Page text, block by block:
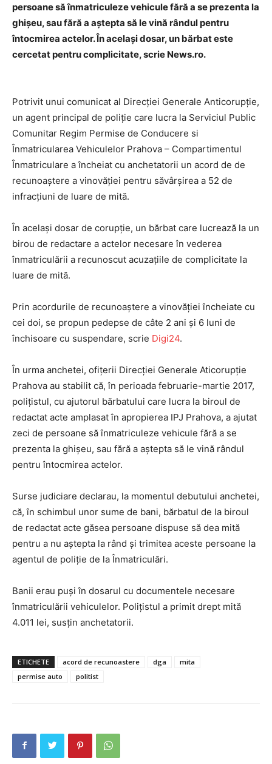
persoane să înmatriculeze vehicule fără a se prezenta la
ghişeu, sau fără a aştepta să le vină rândul pentru
întocmirea actelor. În acelaşi dosar, un bărbat este
cercetat pentru complicitate, scrie News.ro.
Potrivit unui comunicat al Direcţiei Generale Anticorupţie,
un agent principal de poliţie care lucra la Serviciul Public
Comunitar Regim Permise de Conducere si
Înmatricularea Vehiculelor Prahova – Compartimentul
Înmatriculare a încheiat cu anchetatorii un acord de de
recunoaştere a vinovăţiei pentru săvârşirea a 52 de
infracţiuni de luare de mită.
În acelaşi dosar de corupţie, un bărbat care lucrează la un
birou de redactare a actelor necesare în vederea
înmatriculării a recunoscut acuzaţiile de complicitate la
luare de mită.
Prin acordurile de recunoaştere a vinovăţiei încheiate cu
cei doi, se propun pedepse de câte 2 ani şi 6 luni de
închisoare cu suspendare, scrie Digi24.
În urma anchetei, ofiţerii Direcţiei Generale Aticorupţie
Prahova au stabilit că, în perioada februarie-martie 2017,
poliţistul, cu ajutorul bărbatului care lucra la biroul de
redactat acte amplasat în apropierea IPJ Prahova, a ajutat
zeci de persoane să înmatriculeze vehicule fără a se
prezenta la ghişeu, sau fără a aştepta să le vină rândul
pentru întocmirea actelor.
Surse judiciare declarau, la momentul debutului anchetei,
că, în schimbul unor sume de bani, bărbatul de la biroul
de redactat acte găsea persoane dispuse să dea mită
pentru a nu aştepta la rând şi trimitea aceste persoane la
agentul de poliţie de la Înmatriculări.
Banii erau puşi în dosarul cu documentele necesare
înmatriculării vehiculelor. Poliţistul a primit drept mită
4.011 lei, susţin anchetatorii.
ETICHETE acord de recunoastere dga
mita
permise auto
politist